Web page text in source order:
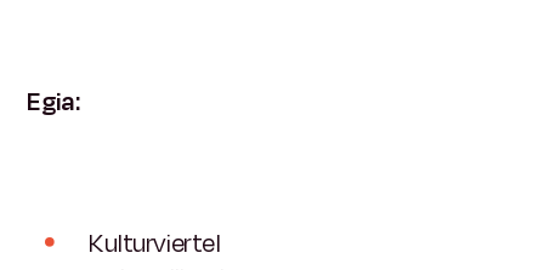
Egia:
Kulturviertel